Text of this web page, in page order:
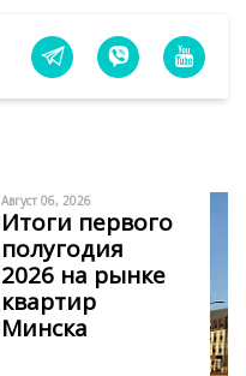
Август 06, 2026
Итоги первого
полугодия
2026 на рынке
квартир
Минска